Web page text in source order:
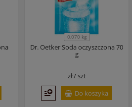
0,070 kg
Dr. Oetker Soda oczyszczona 70
g
zł /szt
Do koszyka